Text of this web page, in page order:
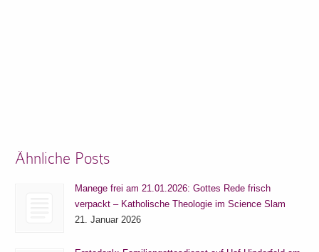
Ähnliche Posts
Manege frei am 21.01.2026: Gottes Rede frisch
verpackt – Katholische Theologie im Science Slam
21. Januar 2026